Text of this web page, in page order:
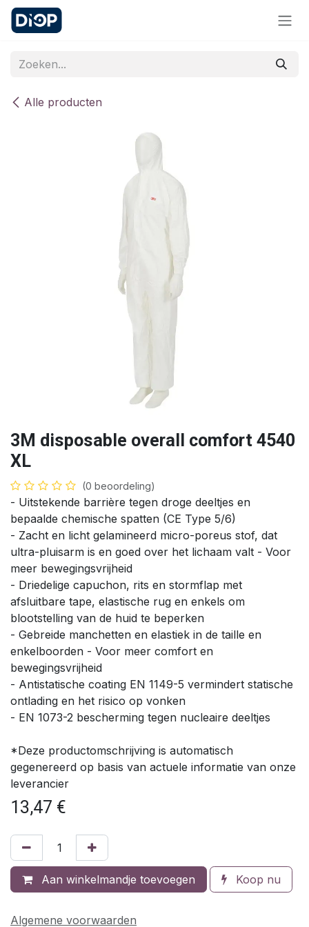
Overslaan naar inhoud
Alle producten
3M disposable overall comfort 4540
XL
(0 beoordeling)
- Uitstekende barrière tegen droge deeltjes en
bepaalde chemische spatten (CE Type 5/6)
- Zacht en licht gelamineerd micro-poreus stof, dat
ultra-pluisarm is en goed over het lichaam valt - Voor
meer bewegingsvrijheid
- Driedelige capuchon, rits en stormflap met
afsluitbare tape, elastische rug en enkels om
blootstelling van de huid te beperken
- Gebreide manchetten en elastiek in de taille en
enkelboorden - Voor meer comfort en
bewegingsvrijheid
- Antistatische coating EN 1149-5 vermindert statische
ontlading en het risico op vonken
- EN 1073-2 bescherming tegen nucleaire deeltjes
*Deze productomschrijving is automatisch
gegenereerd op basis van actuele informatie van onze
leverancier
13,47 €
Aan winkelmandje toevoegen Koop nu
Algemene voorwaarden